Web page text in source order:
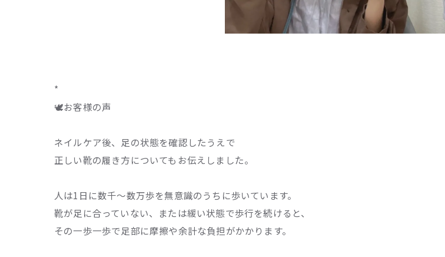
*
🕊️お客様の声
ネイルケア後、足の状態を確認したうえで
正しい靴の履き方についてもお伝えしました。
人は1日に数千〜数万歩を無意識のうちに歩いています。
靴が足に合っていない、または緩い状態で歩行を続けると、
その一歩一歩で足部に摩擦や余計な負担がかかります。